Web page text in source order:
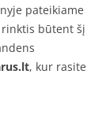
pateikiame
būtent šį
, kur rasite